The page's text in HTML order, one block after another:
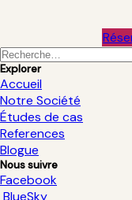
Explorer
Accueil
Notre Société
Études de cas
References
Blogue
Nous suivre
Facebook
BlueSky